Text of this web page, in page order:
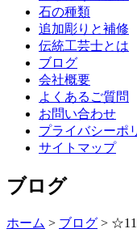
石の種類
追加彫りと補修
伝統工芸士とは
ブログ
会社概要
よくあるご質問
お問い合わせ
プライバシーポ
サイトマップ
ブログ
ホーム > ブログ >